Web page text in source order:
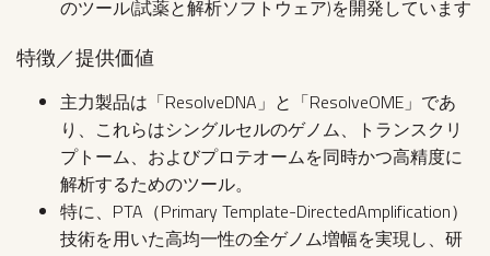
のツール(試薬と解析ソフトウェア)を開発しています
特徴／提供価値
主力製品は「ResolveDNA」と「ResolveOME」であ
り、これらはシングルセルのゲノム、トランスクリ
プトーム、およびプロテオームを同時かつ高精度に
解析するためのツール。
特に、PTA（Primary Template-DirectedAmplification）
技術を用いた高均一性の全ゲノム増幅を実現し、研